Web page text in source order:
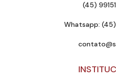
(45)
Whatsapp: